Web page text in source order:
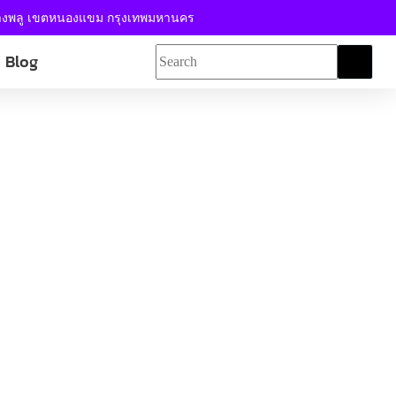
งพลู เขตหนองแขม กรุงเทพมหานคร
Blog